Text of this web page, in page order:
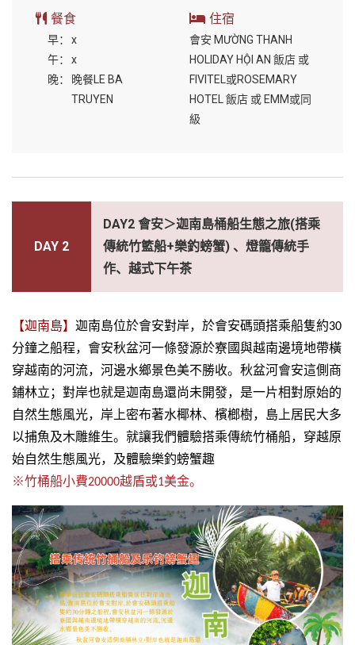
餐食
早：
x
午：
x
晚：
晚餐LE BA
TRUYEN
住宿
會安 MƯỜNG THANH
HOLIDAY HỘI AN 飯店 或
FIVITEL或ROSEMARY
HOTEL 飯店 或 EMM或同
級
DAY 2
DAY2 會安＞迦南島桶船生態之旅(搭乘
傳統竹籃船+樂釣螃蟹) 、燈籠傳統手
作、越式下午茶
【迦南島】 迦南島位於會安對岸，於會安碼頭搭乘船隻約30
分鐘之船程，會安秋盆河一條發源於寮國與越南邊境地帶橫
穿越南的河流，河邊水鄉景色美不勝收。秋盆河會安這側商
鋪林立；對岸也就是迦南島還尚未開發，是一片相對原始的
自然生態風光，岸上密布著水椰林、檳榔樹，島上居民大多
以捕魚及木雕維生。就讓我們體驗搭乘傳統竹桶船，穿越原
始自然生態風光，及體驗樂釣螃蟹趣
※竹桶船小費20000越盾或1美金。